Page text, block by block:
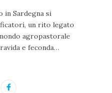
in Sardegna si
un rito legato
agropastorale
e feconda…